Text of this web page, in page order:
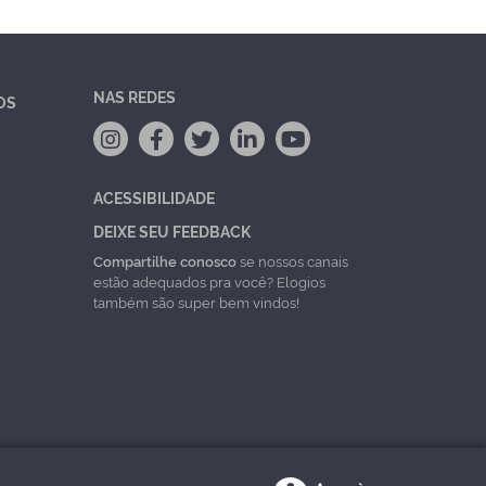
NAS REDES
ACESSIBILIDADE
DEIXE SEU FEEDBACK
Compartilhe conoscose nossos canais
estão adequados pra você? Elogios
também são super bem vindos!